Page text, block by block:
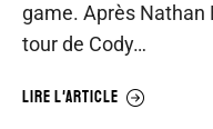
game. Après Nathan
tour de Cody…
LIRE L'ARTICLE